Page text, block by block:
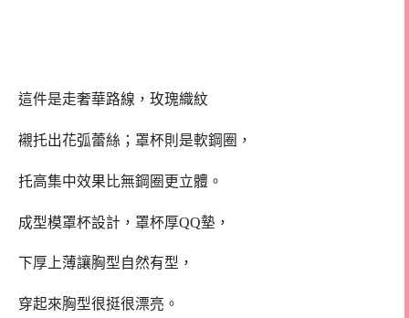
這件是走奢華路線，玫瑰織紋
襯托出花弧蕾絲；罩杯則是軟鋼圈，
托高集中效果比無鋼圈更立體。
成型模罩杯設計，罩杯厚QQ墊，
下厚上薄讓胸型自然有型，
穿起來胸型很挺很漂亮。